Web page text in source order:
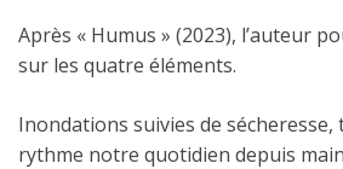
Après « Humus » (2023), l’auteur
sur les quatre éléments.
Inondations suivies de sécheresse,
rythme notre quotidien depuis